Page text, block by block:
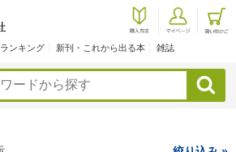
ランキング 新刊・これから出る本 雑誌
検索